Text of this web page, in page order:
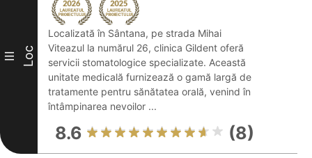
III Loc
Localizată în Sântana, pe strada Mihai
Viteazul la numărul 26, clinica Gildent oferă
servicii stomatologice specializate. Această
unitate medicală furnizează o gamă largă de
tratamente pentru sănătatea orală, venind în
întâmpinarea nevoilor ...
8.6 (8)